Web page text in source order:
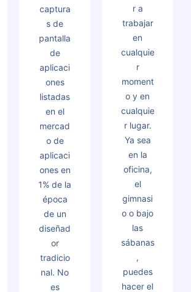
captura
s de
pantalla
de
aplicaci
ones
listadas
en el
mercad
o de
aplicaci
ones en
1% de la
época
de un
diseñad
or
tradicio
nal. No
es
r a
trabajar
en
cualquie
r
moment
o y en
cualquie
r lugar.
Ya sea
en la
oficina,
el
gimnasi
o o bajo
las
sábanas
,
puedes
hacer el